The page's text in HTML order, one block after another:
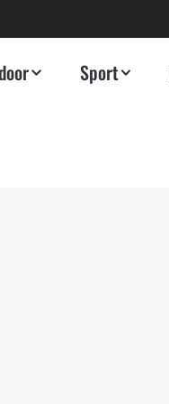
Sport